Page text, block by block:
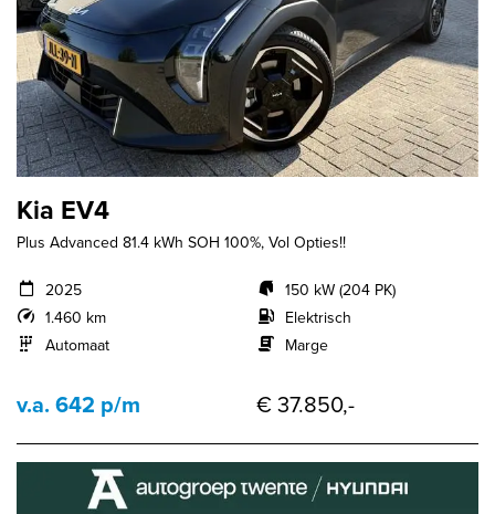
Kia EV4
Plus Advanced 81.4 kWh SOH 100%, Vol Opties!!
2025
1.460 km
Automaat
150 kW (204 PK)
Elektrisch
Marge
v.a. 642 p/m € 37.850,-